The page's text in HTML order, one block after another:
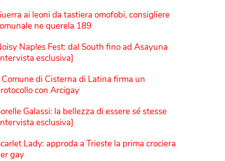
ai leoni da tastiera omofobi, consigliere
ne querela 189
Naples Fest: dal South fino ad Asayuna
esclusiva]
Comune di Cisterna di Latina firma un
con Arcigay
Galassi: la bellezza di essere sé stesse
esclusiva]
Lady: approda a Trieste la prima crociera
gay